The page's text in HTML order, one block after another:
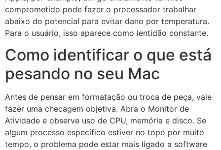
comprometido pode fazer o processador trabalhar
abaixo do potencial para evitar dano por temperatura.
Para o usuário, isso aparece como lentidão constante.
Como identificar o que está
pesando no seu Mac
Antes de pensar em formatação ou troca de peça, vale
fazer uma checagem objetiva. Abra o Monitor de
Atividade e observe uso de CPU, memória e disco. Se
algum processo específico estiver no topo por muito
tempo, o problema pode estar mais ligado a software